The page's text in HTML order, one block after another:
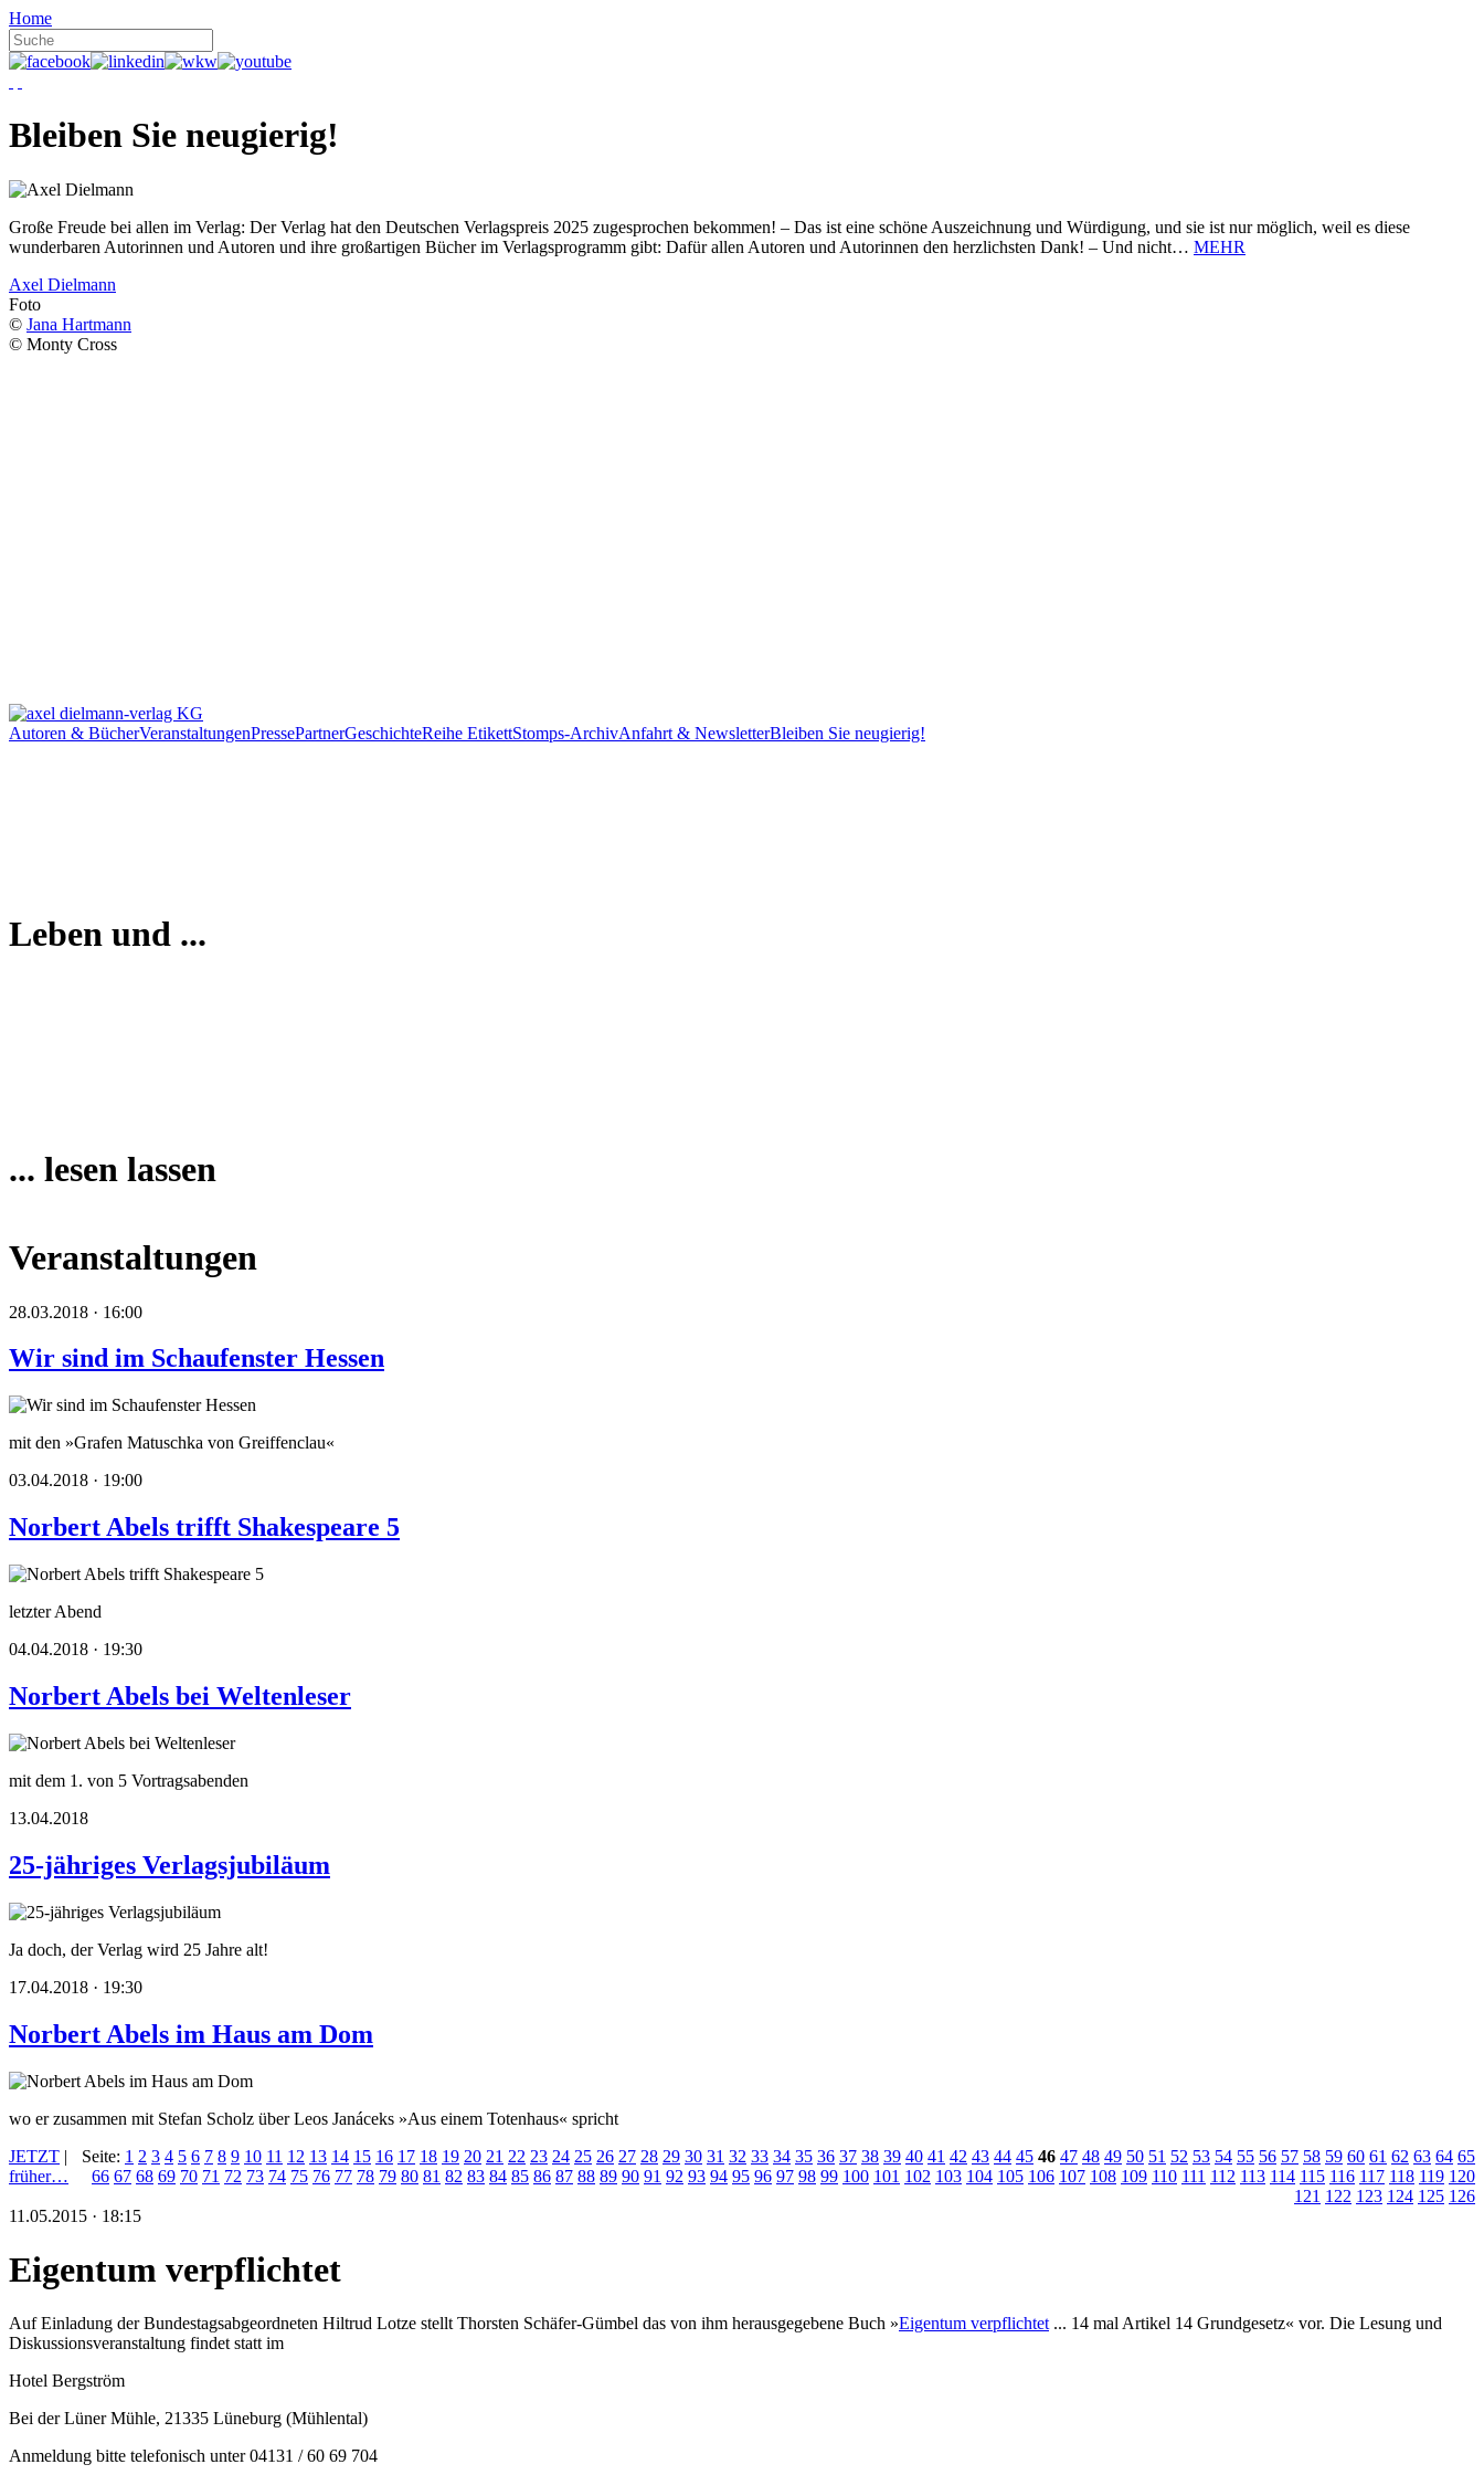
Home
Bleiben Sie neugierig!
Große Freude bei allen im Verlag: Der Verlag hat den Deutschen Verlagspreis 2025 zugesprochen bekommen! – Das ist eine schöne Auszeichnung und Würdigung, und sie ist nur möglich, weil es diese
wunderbaren Autorinnen und Autoren und ihre großartigen Bücher im Verlagsprogramm gibt: Dafür allen Autoren und Autorinnen den herzlichsten Dank! – Und nicht… MEHR
Axel Dielmann
Foto
© Jana Hartmann
© Monty Cross
Autoren & BücherVeranstaltungenPressePartnerGeschichteReihe EtikettStomps-ArchivAnfahrt & NewsletterBleiben Sie neugierig!
Leben und ...
... lesen lassen
Veranstaltungen
28.03.2018 · 16:00
Wir sind im Schaufenster Hessen
mit den »Grafen Matuschka von Greiffenclau«
03.04.2018 · 19:00
Norbert Abels trifft Shakespeare 5
letzter Abend
04.04.2018 · 19:30
Norbert Abels bei Weltenleser
mit dem 1. von 5 Vortragsabenden
13.04.2018
25-jähriges Verlagsjubiläum
Ja doch, der Verlag wird 25 Jahre alt!
17.04.2018 · 19:30
Norbert Abels im Haus am Dom
wo er zusammen mit Stefan Scholz über Leos Janáceks »Aus einem Totenhaus« spricht
JETZT |
früher…
Seite: 1 2 3 4 5 6 7 8 9 10 11 12 13 14 15 16 17 18 19 20 21 22 23 24 25 26 27 28 29 30 31 32 33 34 35 36 37 38 39 40 41 42 43 44 45 46 47 48 49 50 51 52 53 54 55 56 57 58 59 60 61 62 63 64 65
66 67 68 69 70 71 72 73 74 75 76 77 78 79 80 81 82 83 84 85 86 87 88 89 90 91 92 93 94 95 96 97 98 99 100 101 102 103 104 105 106 107 108 109 110 111 112 113 114 115 116 117 118 119 120
121 122 123 124 125 126
11.05.2015 · 18:15
Eigentum verpflichtet
Auf Einladung der Bundestagsabgeordneten Hiltrud Lotze stellt Thorsten Schäfer-Gümbel das von ihm herausgegebene Buch »Eigentum verpflichtet... 14 mal Artikel 14 Grundgesetz« vor. Die Lesung und
Diskussionsveranstaltung findet statt im
Hotel Bergström
Bei der Lüner Mühle, 21335 Lüneburg (Mühlental)
Anmeldung bitte telefonisch unter 04131 / 60 69 704